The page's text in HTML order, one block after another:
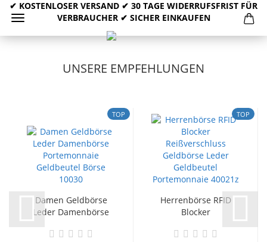
✔ KOSTENLOSER VERSAND ✔ 30 TAGE WIDERRUFSFRIST FÜR
VERBRAUCHER ✔ SICHER EINKAUFEN
UNSERE EMPFEHLUNGEN
TOP
Damen Geldbörse
Leder Damenbörse
TOP
Herrenbörse RFID
Blocker
Geldbörse...